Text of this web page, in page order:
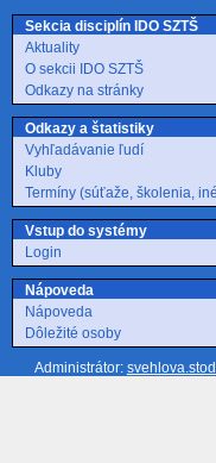
Sekcia disciplín IDO SZTŠ
Aktuality
O sekcii IDO SZTŠ
Odkazy na stránky
Odkazy a štatistiky
Vyhľadávanie ľudí
Kluby
Termíny (súťaže, školenia,
Vstup do systémy
Login
Nápoveda
Nápoveda
Dôležité osoby
Administrátor: